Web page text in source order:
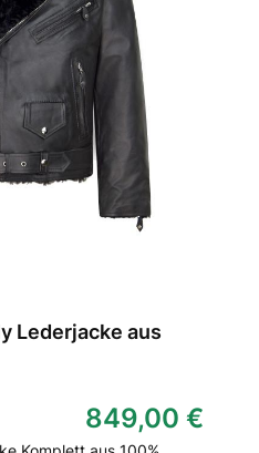
Lederjacke aus
849,00 €